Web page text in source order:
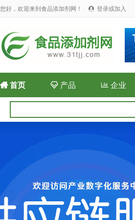
您好，欢迎来到食品添加剂网！  登录或加入
首页 产品 企业